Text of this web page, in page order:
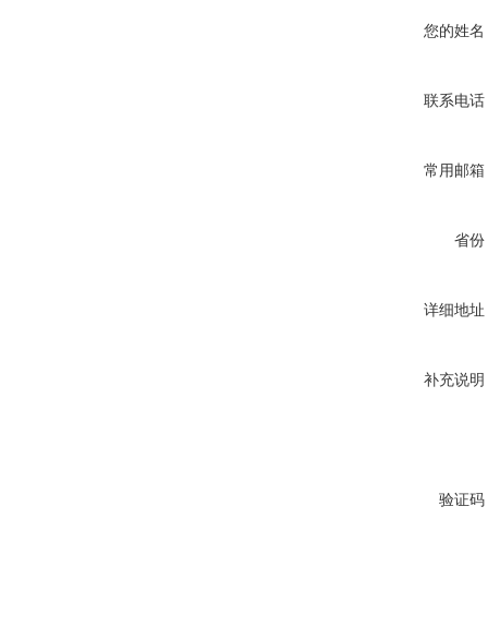
您的姓名
联系电话
常用邮箱
省份
详细地址
补充说明
验证码